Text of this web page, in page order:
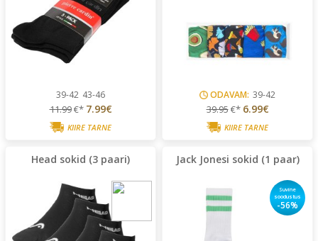
39-42 43-46
11.99€* 7.99€
KIIRE TARNE
ODAVAM: 39-42
39.95€* 6.99€
KIIRE TARNE
Head sokid (3 paari) Jack Jonesi sokid (1 paar)
Suvine
soodustus
-56%